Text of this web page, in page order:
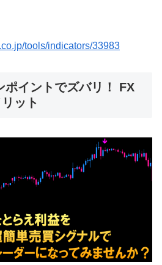
tools/indicators/33983
ポイントでズバリ！ FX
ット